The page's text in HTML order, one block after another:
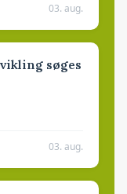
03. aug.
søges
03. aug.